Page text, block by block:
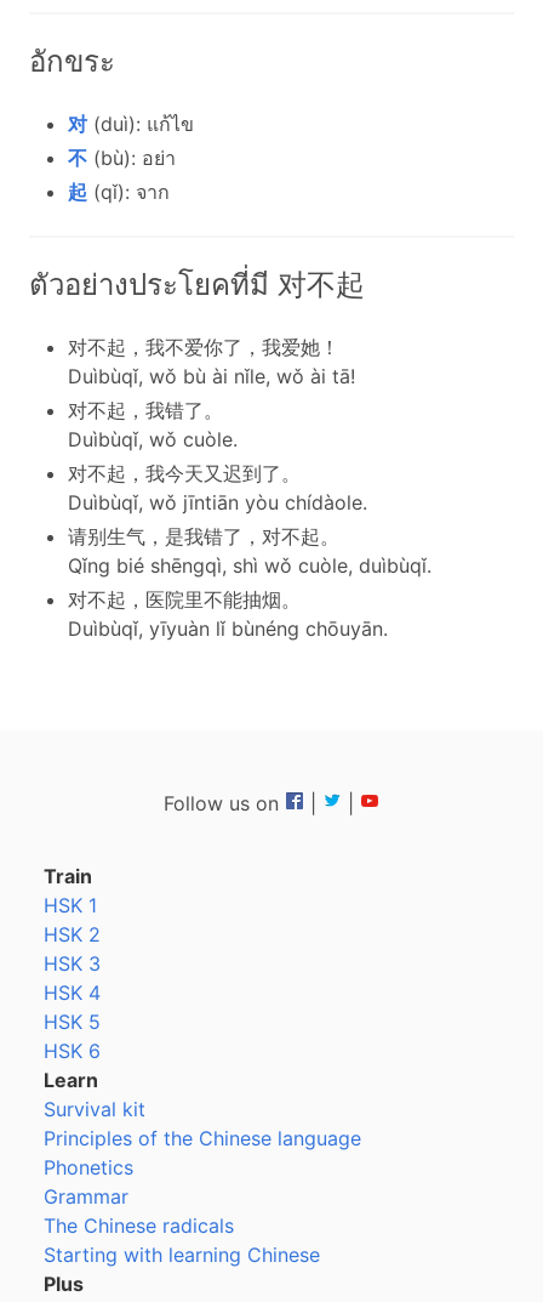
อักขระ
对 (duì): แก้ไข
不 (bù): อย่า
起 (qǐ): จาก
ตัวอย่างประโยคที่มี 对不起
对不起，我不爱你了，我爱她！
Duìbùqǐ, wǒ bù ài nǐle, wǒ ài tā!
对不起，我错了。
Duìbùqǐ, wǒ cuòle.
对不起，我今天又迟到了。
Duìbùqǐ, wǒ jīntiān yòu chídàole.
请别生气，是我错了，对不起。
Qǐng bié shēngqì, shì wǒ cuòle, duìbùqǐ.
对不起，医院里不能抽烟。
Duìbùqǐ, yīyuàn lǐ bùnéng chōuyān.
Follow us on
Train
HSK 1
HSK 2
HSK 3
HSK 4
HSK 5
HSK 6
Learn
Survival kit
Principles of the Chinese language
Phonetics
Grammar
The Chinese radicals
Starting with learning Chinese
Plus